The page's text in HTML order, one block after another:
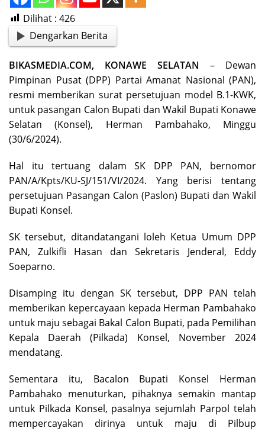
Dilihat : 426
Dengarkan Berita
BIKASMEDIA.COM, KONAWE SELATAN – Dewan
Pimpinan Pusat (DPP) Partai Amanat Nasional (PAN),
resmi memberikan surat persetujuan model B.1-KWK,
untuk pasangan Calon Bupati dan Wakil Bupati Konawe
Selatan (Konsel), Herman Pambahako, Minggu
(30/6/2024).
Hal itu tertuang dalam SK DPP PAN, bernomor
PAN/A/Kpts/KU-SJ/151/VI/2024. Yang berisi tentang
persetujuan Pasangan Calon (Paslon) Bupati dan Wakil
Bupati Konsel.
SK tersebut, ditandatangani loleh Ketua Umum DPP
PAN, Zulkifli Hasan dan Sekretaris Jenderal, Eddy
Soeparno.
Disamping itu dengan SK tersebut, DPP PAN telah
memberikan kepercayaan kepada Herman Pambahako
untuk maju sebagai Bakal Calon Bupati, pada Pemilihan
Kepala Daerah (Pilkada) Konsel, November 2024
mendatang.
Sementara itu, Bacalon Bupati Konsel Herman
Pambahako menuturkan, pihaknya semakin mantap
untuk Pilkada Konsel, pasalnya sejumlah Parpol telah
mempercayakan dirinya untuk maju di Pilbup